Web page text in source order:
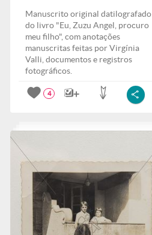
Manuscrito original datilografado
do livro "Eu, Zuzu Angel, procuro
meu filho", com anotações
manuscritas feitas por Virgínia
Valli, documentos e registros
fotográficos.
4